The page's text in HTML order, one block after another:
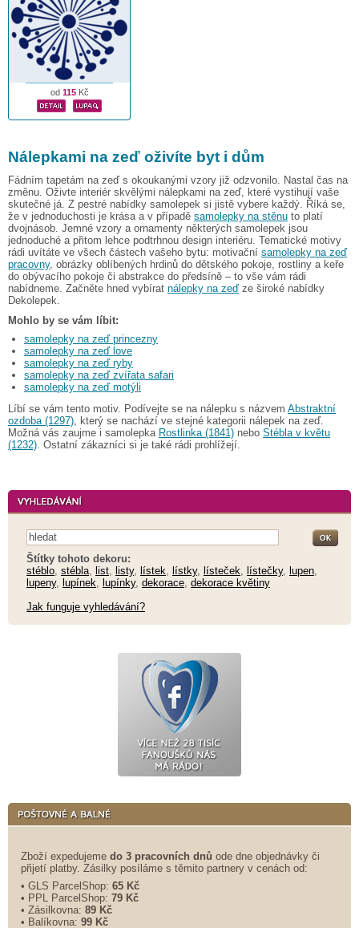
od 115Kč
Nálepkami na zeď oživíte byt i dům
Fádním tapetám na zeď s okoukanými vzory již odzvonilo. Nastal čas na
změnu. Oživte interiér skvělými nálepkami na zeď, které vystihují vaše
skutečné já. Z pestré nabídky samolepek si jistě vybere každý. Říká se,
že v jednoduchosti je krása a v případě samolepky na stěnu to platí
dvojnásob. Jemné vzory a ornamenty některých samolepek jsou
jednoduché a přitom lehce podtrhnou design interiéru. Tematické motivy
rádi uvítáte ve všech částech vašeho bytu: motivační samolepky na zeď
pracovny, obrázky oblíbených hrdinů do dětského pokoje, rostliny a keře
do obývacího pokoje či abstrakce do předsíně – to vše vám rádi
nabídneme. Začněte hned vybírat nálepky na zeďze široké nabídky
Dekolepek.
Mohlo by se vám líbit:
samolepky na zeď princezny
samolepky na zeď love
samolepky na zeď ryby
samolepky na zeď zvířata safari
samolepky na zeď motýli
Líbí se vám tento motiv. Podívejte se na nálepku s názvem Abstraktní
ozdoba (1297) , který se nachází ve stejné kategorii nálepek na zeď.
Možná vás zaujme i samolepka Rostlinka (1841) nebo Stébla v květu
(1232) . Ostatní zákazníci si je také rádi prohlížejí.
Štítky tohoto dekoru:
stéblo stébla list listy, lístek lístky, lísteček lístečky, lupen
lupeny, lupínek lupínky, dekorace dekorace květiny
Jak funguje vyhledávání?
Zboží expedujeme do 3 pracovních dnů ode dne objednávky či
přijetí platby. Zásilky posíláme s těmito partnery v cenách od:
• GLS ParcelShop: 65 Kč
• PPL ParcelShop: 79 Kč
• Zásilkovna: 89 Kč
• Balíkovna: 99 Kč